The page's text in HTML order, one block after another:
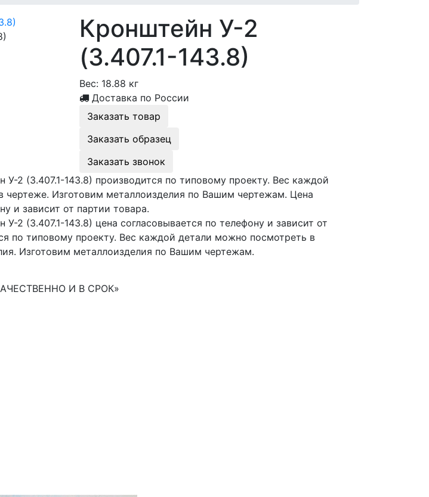
Кронштейн У-2
(3.407.1-143.8)
Вес: 18.88 кг
Доставка по России
Заказать товар
Заказать образец
Заказать звонок
2 (3.407.1-143.8) производится по типовому проекту. Вес каждой
чертеже. Изготовим металлоизделия по Вашим чертежам. Цена
и зависит от партии товара.
2 (3.407.1-143.8) цена согласовывается по телефону и зависит от
по типовому проекту. Вес каждой детали можно посмотреть в
Изготовим металлоизделия по Вашим чертежам.
И В СРОК»